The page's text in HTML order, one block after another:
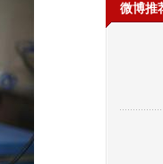
微博推